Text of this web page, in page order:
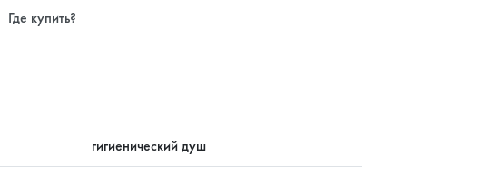
Где купить?
гигиенический душ